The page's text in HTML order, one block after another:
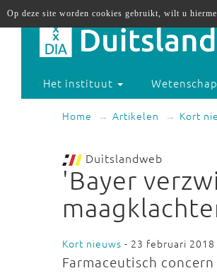
Het instituut Wetenschap
Home Artikelen Kort
Duitslandweb
'Bayer
Kort nieuws - 23 februari
Farmaceutisch
Op deze site worden cookies gebruikt, wilt u